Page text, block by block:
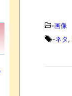
-画像
-ネタ,